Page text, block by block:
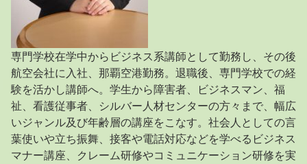
専門学校在学中からビジネス系講師として勤務し、その後
航空会社に入社、那覇空港勤務。退職後、専門学校での経
験を活かし講師へ。学生から障害者、ビジネスマン、福
祉、看護従事者、シルバー人材センターの方々まで、幅広
いジャンル及び年齢層の講座をこなす。社会人としての言
葉使いや立ち振舞、接客や電話対応などを学べるビジネス
マナー講座、クレーム研修やコミュニケーション研修を実